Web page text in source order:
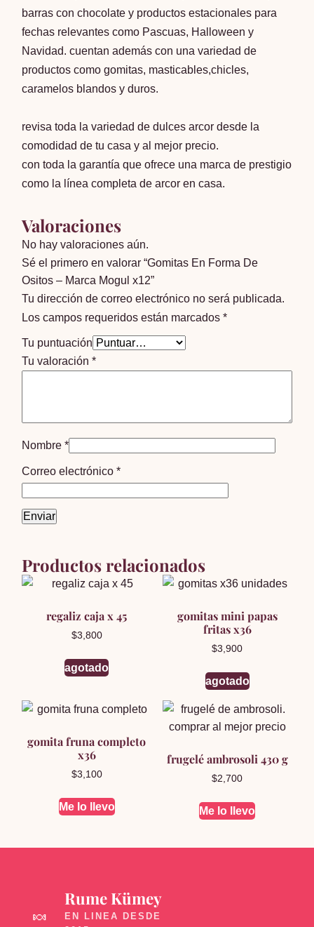
barras con chocolate y productos estacionales para
fechas relevantes como Pascuas, Halloween y
Navidad. cuentan además con una variedad de
productos como gomitas, masticables,chicles,
caramelos blandos y duros.
revisa toda la variedad de dulces arcor desde la
comodidad de tu casa y al mejor precio.
con toda la garantía que ofrece una marca de prestigio
como la línea completa de arcor en casa.
Valoraciones
No hay valoraciones aún.
Sé el primero en valorar “Gomitas En Forma De
Ositos – Marca Mogul x12”
Tu dirección de correo electrónico no será publicada.
Los campos requeridos están marcados*
Tu puntuación
Tu valoración*
Nombre*
Correo electrónico*
Productos relacionados
regaliz caja x 45
$3,800
agotado
gomitas mini papas
fritas x36
$3,900
agotado
gomita fruna completo
x36
$3,100
Me lo llevo
frugelé ambrosoli 430 g
$2,700
Me lo llevo
🍬
Rume Kümey